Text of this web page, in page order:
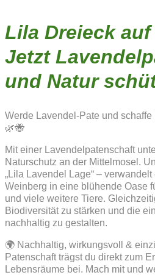
Lila Dreieck
Jetzt
und Natur
Werde Lavendel-Pate und
🌿🐝
Mit einer Lavendelpatenschaft
Naturschutz an der Mittelmosel.
„Lila Lavendel Lage“ –
Weinberg in eine blühende Oase
und viele weitere Tiere.
Biodiversität zu stärken und die
nachhaltig zu gestalten.
🌍 Nachhaltig, wirkungsvoll &
Patenschaft trägst du direkt zum
Lebensräume bei. Mach mit und